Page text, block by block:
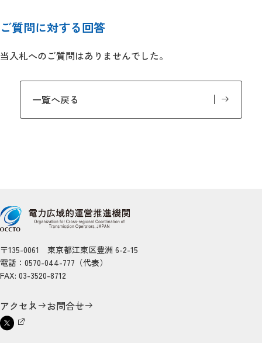
ご質問に対する回答
当入札へのご質問はありませんでした。
一覧へ戻る
〒135-0061 東京都江東区豊洲 6-2-15
電話：0570-044-777（代表）
FAX: 03-3520-8712
アクセス お問合せ